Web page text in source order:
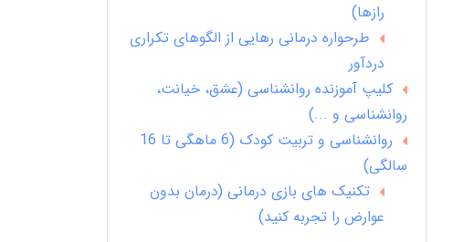
رازها)
طرحواره درمانی رهایی از الگوهای تکراری
دردآور
کلیپ آموزنده روانشناسی (عشق، خیانت،
روانشناسی و ...)
روانشناسی و تربیت کودک (6 ماهگی تا 16
سالگی)
تکنیک های بازی درمانی (درمان بدون
عوارض را تجربه کنید)